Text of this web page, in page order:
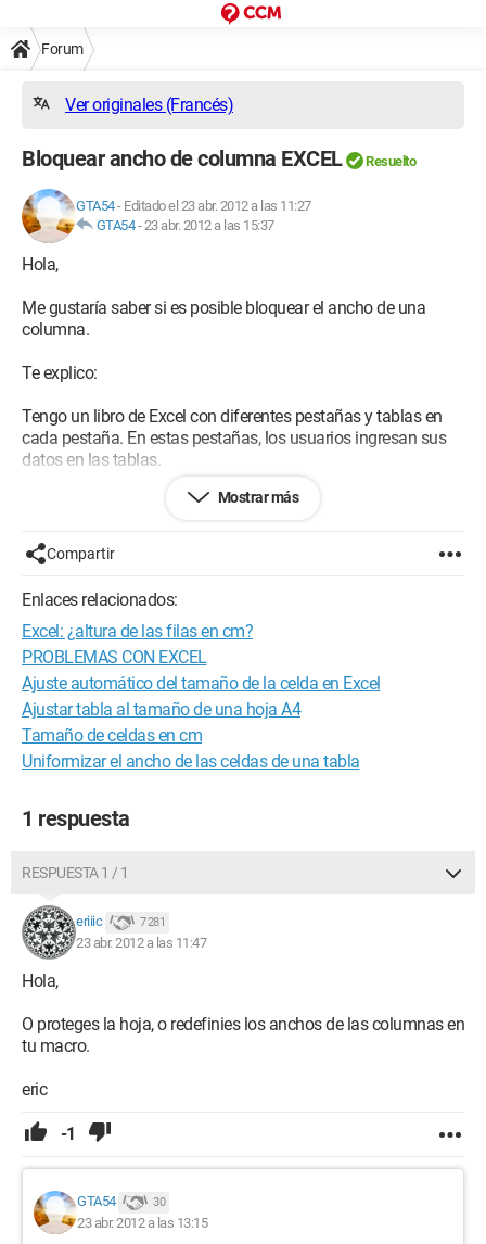
Forum
Ver originales (Francés)
Bloquear ancho de columna EXCEL Resuelto
GTA54- Editado el 23 abr. 2012 a las 11:27
GTA54-23 abr. 2012 a las 15:37
Hola,
Me gustaría saber si es posible bloquear el ancho de una
columna.
Te explico:
Tengo un libro de Excel con diferentes pestañas y tablas en
cada pestaña. En estas pestañas, los usuarios ingresan sus
datos en las tablas.
Luego, yo inicio una actualización con un botón de macro en
muestra una debajo de la otra en una pestaña especial. ¡Las
tablas tienen el mismo formato!
Así que me gustaría definir el ancho de las columnas
(diferente para cada columna) y que se mantengan
bloqueadas de forma permanente. Para que en cada
actualización no tenga que volver a escribir todos los anchos
de columnas.
Espero haber sido claro. ¡Para más información, no dudes en
preguntar!
Gracias de antemano. ;)
"Pero, ¿cómo hacerlo,
Cómo decírselo,
Cómo hacerlo ver,
Mi planeta,
-M-
Mostrar más
Compartir
Enlaces relacionados:
Excel: ¿altura de las filas en cm?
PROBLEMAS CON EXCEL
Ajuste automático del tamaño de la celda en Excel
Ajustar tabla al tamaño de una hoja A4
Tamaño de celdas en cm
Uniformizar el ancho de las celdas de una tabla
1 respuesta
RESPUESTA 1 / 1
eriiic 7 281
23 abr. 2012 a las 11:47
Hola,
O proteges la hoja, o redefinies los anchos de las columnas en
tu macro.
eric
-1
GTA54 30
23 abr. 2012 a las 13:15